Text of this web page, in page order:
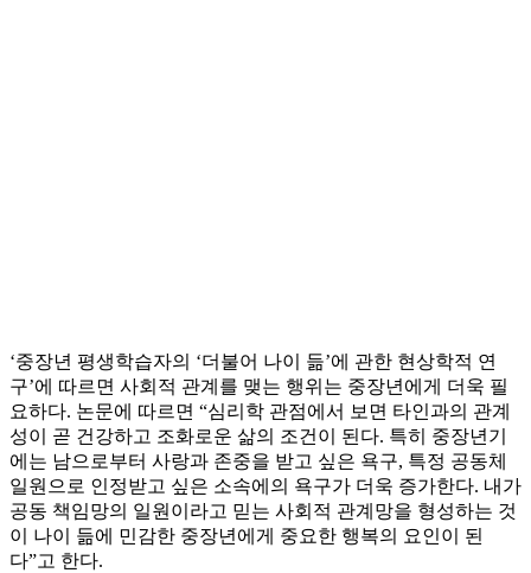
‘중장년 평생학습자의 ‘더불어 나이 듦’에 관한 현상학적 연
구’에 따르면 사회적 관계를 맺는 행위는 중장년에게 더욱 필
요하다. 논문에 따르면 “심리학 관점에서 보면 타인과의 관계
성이 곧 건강하고 조화로운 삶의 조건이 된다. 특히 중장년기
에는 남으로부터 사랑과 존중을 받고 싶은 욕구, 특정 공동체
일원으로 인정받고 싶은 소속에의 욕구가 더욱 증가한다. 내가
공동 책임망의 일원이라고 믿는 사회적 관계망을 형성하는 것
이 나이 듦에 민감한 중장년에게 중요한 행복의 요인이 된
다”고 한다.